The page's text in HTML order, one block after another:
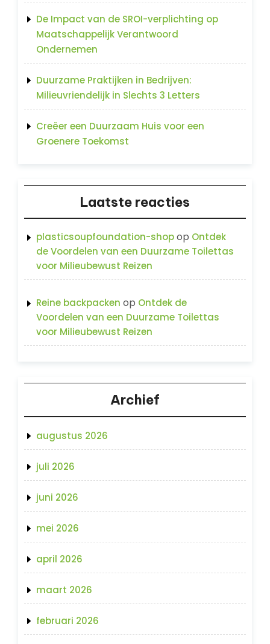
De Impact van de SROI-verplichting op
Maatschappelijk Verantwoord
Ondernemen
Duurzame Praktijken in Bedrijven:
Milieuvriendelijk in Slechts 3 Letters
Creëer een Duurzaam Huis voor een
Groenere Toekomst
Laatste reacties
plasticsoupfoundation-shopop Ontdek
de Voordelen van een Duurzame Toilettas
voor Milieubewust Reizen
Reine backpacken op Ontdek de
Voordelen van een Duurzame Toilettas
voor Milieubewust Reizen
Archief
augustus 2026
juli 2026
juni 2026
mei 2026
april 2026
maart 2026
februari 2026